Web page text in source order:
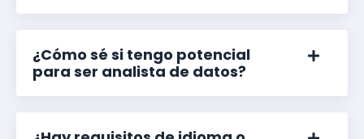
¿Cómo sé si tengo potencial
para ser analista de datos?